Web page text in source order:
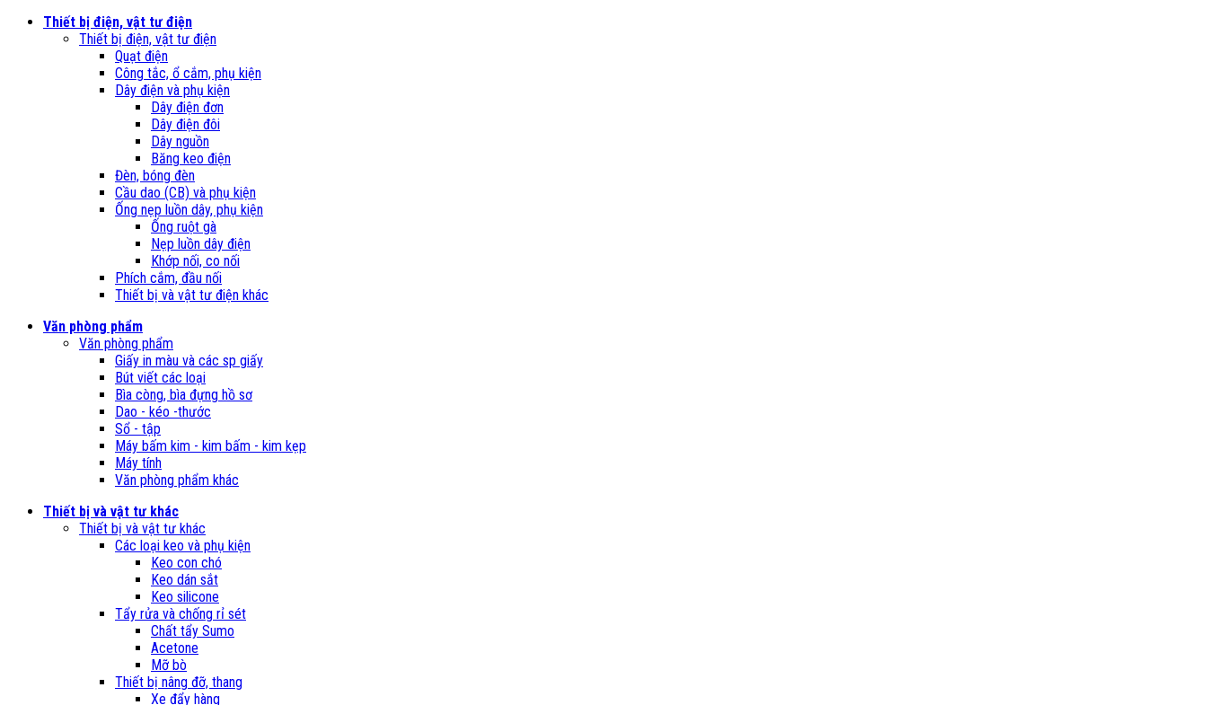
Thiết bị điện, vật tư điện
Thiết bị điện, vật tư điện
Quạt điện
Công tắc, ổ cắm, phụ kiện
Dây điện và phụ kiện
Dây điện đơn
Dây điện đôi
Dây nguồn
Băng keo điện
Đèn, bóng đèn
Cầu dao (CB) và phụ kiện
Ống nẹp luồn dây, phụ kiện
Ống ruột gà
Nẹp luồn dây điện
Khớp nối, co nối
Phích cắm, đầu nối
Thiết bị và vật tư điện khác
Văn phòng phẩm
Văn phòng phẩm
Giấy in màu và các sp giấy
Bút viết các loại
Bìa còng, bìa đựng hồ sơ
Dao - kéo -thước
Sổ - tập
Máy bấm kim - kim bấm - kim kẹp
Máy tính
Văn phòng phẩm khác
Thiết bị và vật tư khác
Thiết bị và vật tư khác
Các loại keo và phụ kiện
Keo con chó
Keo dán sắt
Keo silicone
Tẩy rửa và chống rỉ sét
Chất tẩy Sumo
Acetone
Mỡ bò
Thiết bị nâng đỡ, thang
Xe đẩy hàng